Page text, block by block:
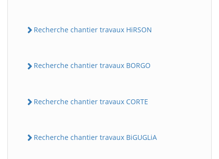
Recherche chantier travaux HiRSON
Recherche chantier travaux BORGO
Recherche chantier travaux CORTE
Recherche chantier travaux BiGUGLiA